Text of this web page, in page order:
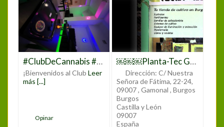
#ClubDeCannabis #ClubCannabisMadrid #CannabisMadrid #CannabisClub #CannabisCommunity #CannabisLovers #CannabisCulture #CannabisEnMadrid #MarihuanaMadrid #WeedClubMadrid #CannabisEspaña #CannabisClubLife #CannabisExperience #JoinTheClub #CannabisSocialClub #CannabisEvents #CannabisEducation #CannabisNetworking
¡Bienvenidos al ClubLeer
más [...]
Opinar
￼￼￼Planta-Tec Grow Shop
Dirección: C/ Nuestra
Señora de Fátima, 22-24,
09007 , Gamonal , Burgos
Burgos
Castilla y León
09007
España